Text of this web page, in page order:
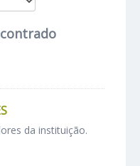
da instituição.